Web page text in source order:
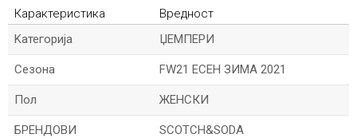
Карактеристика
Вредност
Kатегорија
ЏЕМПЕРИ
Сезона FW21 ЕСЕН ЗИМА 2021
Пол ЖЕНСКИ
БРЕНДОВИ SCOTCH&SODA